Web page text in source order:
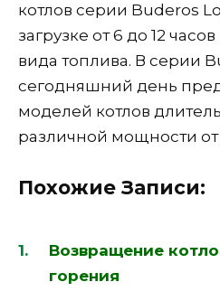
котлов серии Buderos
загрузке от 6 до 12
вида топлива. В серии
сегодняшний день
моделей котлов
различной мощности от
Похожие Записи:
Возвращение
горения